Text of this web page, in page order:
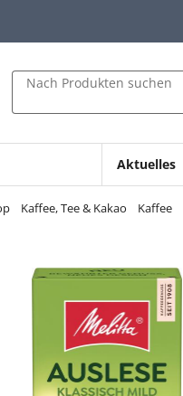
Nach Produkten suchen
Aktuelles
Kaffee, Tee & Kakao Kaffee